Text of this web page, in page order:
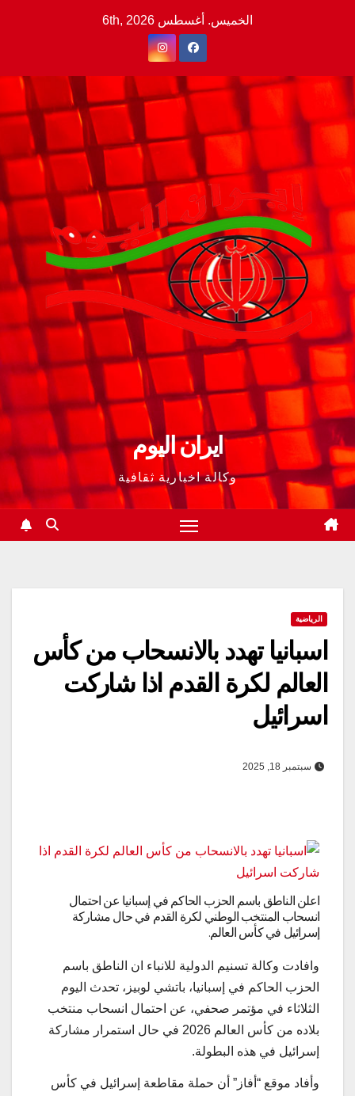
الخميس. أغسطس 6th, 2026
ايران اليوم
وكالة اخبارية ثقافية
الرياضية
اسبانيا تهدد بالانسحاب من كأس
العالم لكرة القدم اذا شاركت
اسرائيل
سبتمبر 18, 2025
اعلن الناطق باسم الحزب الحاكم في إسبانيا عن احتمال
انسحاب المنتخب الوطني لكرة القدم في حال مشاركة
إسرائيل في كأس العالم.
وافادت وكالة تسنيم الدولية للانباء ان الناطق باسم
الحزب الحاكم في إسبانيا، باتشي لوبيز، تحدث اليوم
الثلاثاء في مؤتمر صحفي، عن احتمال انسحاب منتخب
بلاده من كأس العالم 2026 في حال استمرار مشاركة
إسرائيل في هذه البطولة.
وأفاد موقع “أفاز” أن حملة مقاطعة إسرائيل في كأس